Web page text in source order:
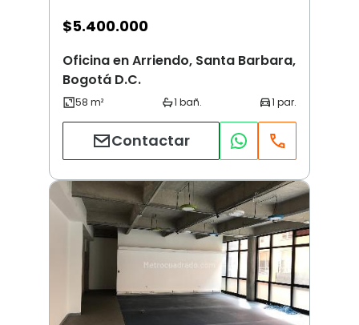
$5.400.000
Oficina en Arriendo, Santa Barbara,
Bogotá D.C.
Contactar